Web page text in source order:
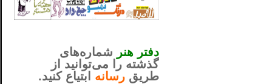
دفتر هنر شماره‌های
گذشته را می‌توانید از
طریق رسانه ابتیاع کنید.